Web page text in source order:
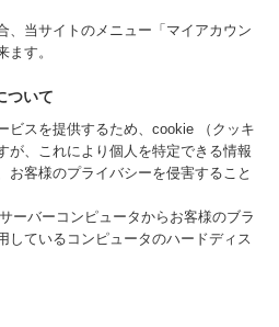
、当サイトのメニュー「マイアカウン
ます。
ついて
ビスを提供するため、cookie （クッキ
が、これにより個人を特定できる情報
お客様のプライバシーを侵害すること
ーバーコンピュータからお客様のブラ
しているコンピュータのハードディス